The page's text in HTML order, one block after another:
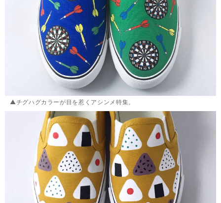
▲チグハグカラーが目を惹くアシンメ特集。